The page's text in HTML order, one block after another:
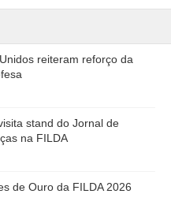
reiteram reforço da
stand do Jornal de
na FILDA
de Ouro da FILDA 2026